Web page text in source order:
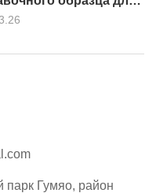
AS61439
Гумяо, район